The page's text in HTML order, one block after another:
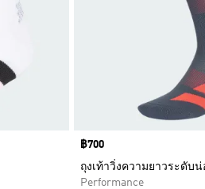
Price
฿700
ถุงเท้าวิ่งความยาวระดับน่
Performance